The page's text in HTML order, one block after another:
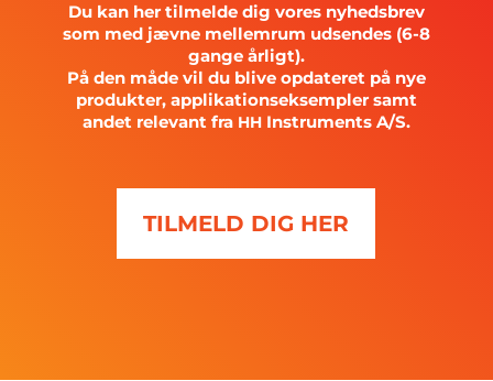
Du kan her tilmelde dig vores nyhedsbrev
som med jævne mellemrum udsendes (6-8
gange årligt).
På den måde vil du blive opdateret på nye
produkter, applikationseksempler samt
andet relevant fra HHInstruments A/S.
TILMELD DIG HER